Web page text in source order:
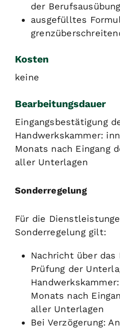
der Berufsausübung
ausgefülltes
Kosten
keine
Bearbeitungsdauer
Eingangsbestätigung
Handwerkskammer:
Monats nach Eingang
aller Unterlagen
Sonderregelung
Für die
Sonderregelung gilt:
Nachricht über das
Prüfung der
Monats nach
aller Unterlagen
Bei Verzögerung: